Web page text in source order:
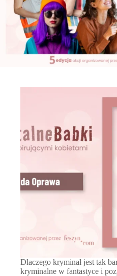
Dlaczego kryminał jest tak
kryminalne w fantastyce i